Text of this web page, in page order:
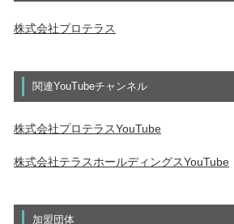
株式会社プロテラス
関連YouTubeチャンネル
株式会社プロテラスYouTube
株式会社テラスホールディングスYouTube
加盟団体